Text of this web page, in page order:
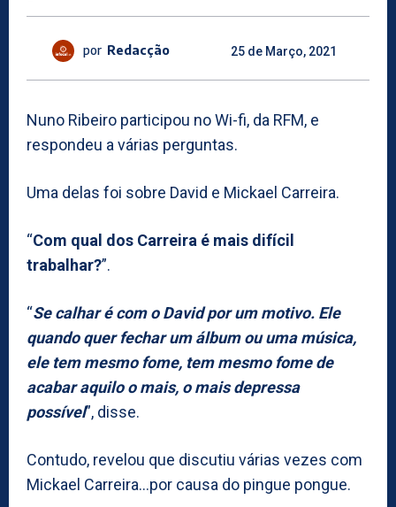
por Redacção 25 de Março, 2021
Nuno Ribeiro participou no Wi-fi, da RFM, e
respondeu a várias perguntas.
Uma delas foi sobre David e Mickael Carreira.
“Com qual dos Carreira é mais difícil
trabalhar?”.
“Se calhar é com o David por um motivo. Ele
quando quer fechar um álbum ou uma música,
ele tem mesmo fome, tem mesmo fome de
acabar aquilo o mais, o mais depressa
possível”, disse.
Contudo, revelou que discutiu várias vezes com
Mickael Carreira…por causa do pingue pongue.